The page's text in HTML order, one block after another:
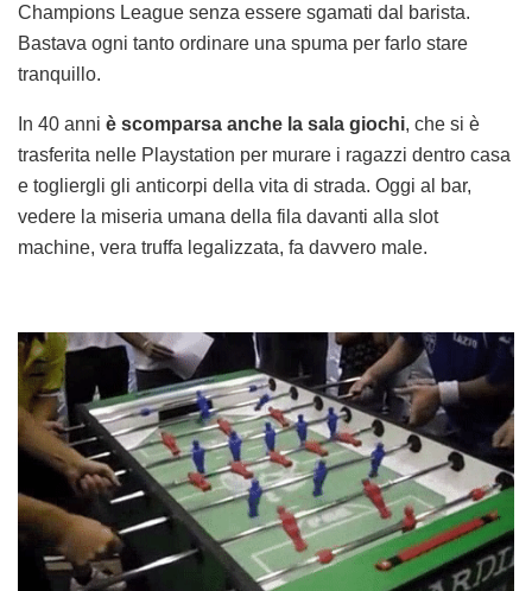
Champions League senza essere sgamati dal barista.
Bastava ogni tanto ordinare una spuma per farlo stare
tranquillo.
In 40 anni è scomparsa anche la sala giochi, che si è
trasferita nelle Playstation per murare i ragazzi dentro casa
e togliergli gli anticorpi della vita di strada. Oggi al bar,
vedere la miseria umana della fila davanti alla slot
machine, vera truffa legalizzata, fa davvero male.